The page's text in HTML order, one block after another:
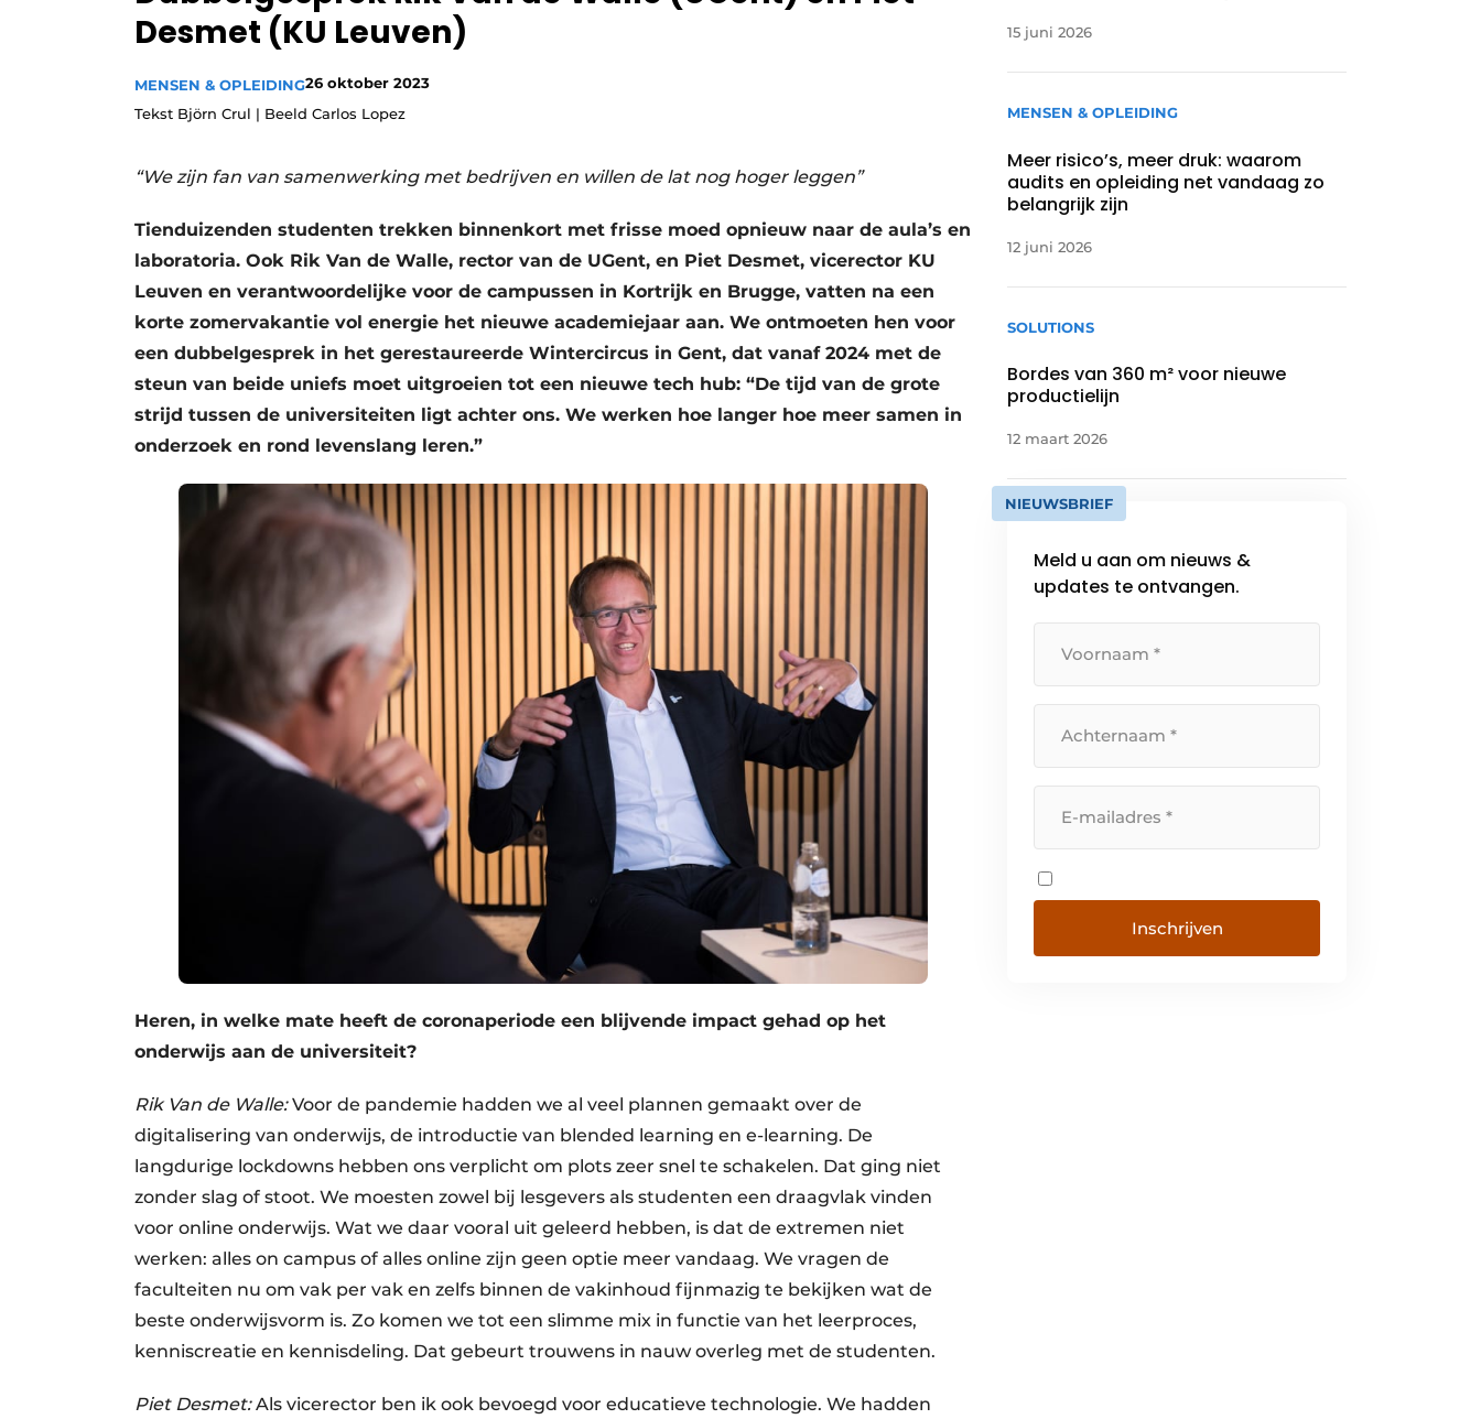
Privacy / Cookie statement
Desmet (KU Leuven)
MENSEN & OPLEIDING26 oktober 2023
Tekst Björn Crul | Beeld Carlos Lopez
“We zijn fan van samenwerking met bedrijven en willen de lat nog hoger leggen”
Tienduizenden studenten trekken binnenkort met frisse moed opnieuw naar de aula’s en
laboratoria. Ook Rik Van de Walle, rector van de UGent, en Piet Desmet, vicerector KU
Leuven en verantwoordelijke voor de campussen in Kortrijk en Brugge, vatten na een
korte zomervakantie vol energie het nieuwe academiejaar aan. We ontmoeten hen voor
een dubbelgesprek in het gerestaureerde Wintercircus in Gent, dat vanaf 2024 met de
steun van beide uniefs moet uitgroeien tot een nieuwe tech hub: “De tijd van de grote
strijd tussen de universiteiten ligt achter ons. We werken hoe langer hoe meer samen in
onderzoek en rond levenslang leren.”
Heren, in welke mate heeft de coronaperiode een blijvende impact gehad op het
onderwijs aan de universiteit?
Rik Van de Walle:Voor de pandemie hadden we al veel plannen gemaakt over de
digitalisering van onderwijs, de introductie van blended learning en e-learning. De
langdurige lockdowns hebben ons verplicht om plots zeer snel te schakelen. Dat ging niet
zonder slag of stoot. We moesten zowel bij lesgevers als studenten een draagvlak vinden
voor online onderwijs. Wat we daar vooral uit geleerd hebben, is dat de extremen niet
werken: alles on campus of alles online zijn geen optie meer vandaag. We vragen de
faculteiten nu om vak per vak en zelfs binnen de vakinhoud fijnmazig te bekijken wat de
beste onderwijsvorm is. Zo komen we tot een slimme mix in functie van het leerproces,
kenniscreatie en kennisdeling. Dat gebeurt trouwens in nauw overleg met de studenten.
Piet Desmet:Als vicerector ben ik ook bevoegd voor educatieve technologie. We hadden
15 juni 2026
MENSEN & OPLEIDING
Meer risico’s, meer druk: waarom
audits en opleiding net vandaag zo
belangrijk zijn
12 juni 2026
SOLUTIONS
Bordes van 360 m² voor nieuwe
productielijn
12 maart 2026
NIEUWSBRIEF
Meld u aan om nieuws &
updates te ontvangen.